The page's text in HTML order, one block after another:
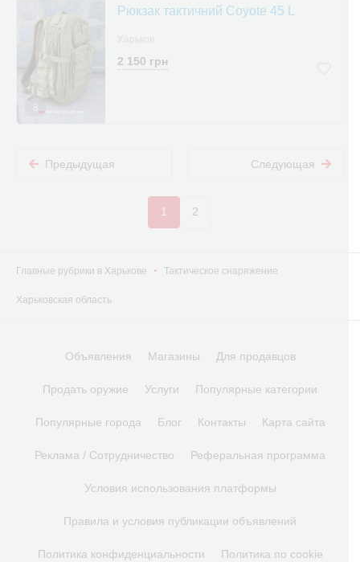
Рюкзак тактичний Coyote 45 L
2 150 грн
Предыдущая Следующая
1 2
Главные рубрики в Харькове Тактическое снаряжение
Харьковская область
Объявления Магазины Для продавцов
Продать оружие Услуги Популярные категории
Популярные города Блог Контакты Карта сайта
Реклама / Сотрудничество Реферальная программа
Условия использования платформы
Правила и условия публикации объявлений
Политика конфиденциальности Политика по cookie